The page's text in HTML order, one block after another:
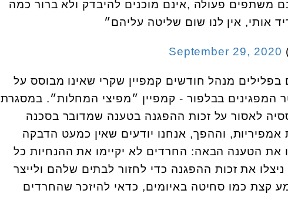
תלמידים אינם משתפים פעולה ,אינם מוכנים להיבדק ולא ברור כמה
אותי, אין לנו שום שליטה עליהם״
September 29, 2020
מנהל חודשים קמפיין שקרי שאינו מבוסס על
המפגינים בבלפור - קמפיין ״מפיצי המחלות״. במסגרת
לאסור על זכות ההפגנה בטענה שמדובר בסכנה
אמפיריות, וההפך, אנחנו יודעים שאין כמעט הדבקה
את הטענה הבאה: החרדים לא יקיימו את ההנחיות כל
את זכות ההפגנה כדי לחזור לבתים שלהם ולייצר
קצת כמו סחיטה באיומים, כדאי להיזכר שהחרדים